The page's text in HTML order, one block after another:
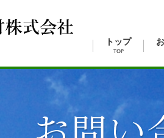
トップ
TOP